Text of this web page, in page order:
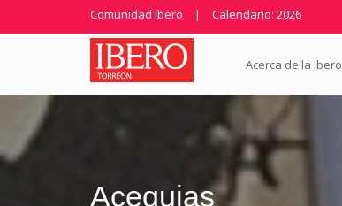
Comunidad Ibero | Calendario: 2026
Acerca de la Ibero
Acequias